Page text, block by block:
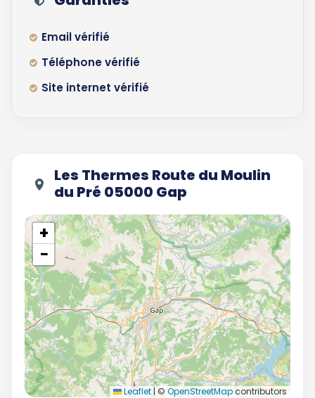
Email vérifié
Téléphone vérifié
Site internet vérifié
Les Thermes Route du Moulin
du Pré 05000 Gap
+
−
Leaflet | © OpenStreetMapcontributors